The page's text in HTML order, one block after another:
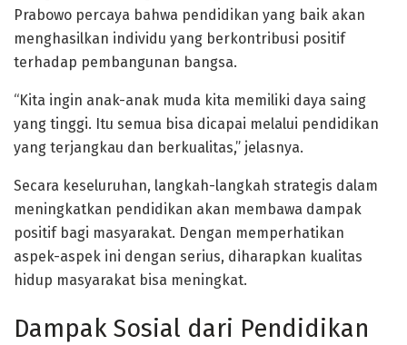
Prabowo percaya bahwa pendidikan yang baik akan
menghasilkan individu yang berkontribusi positif
terhadap pembangunan bangsa.
“Kita ingin anak-anak muda kita memiliki daya saing
yang tinggi. Itu semua bisa dicapai melalui pendidikan
yang terjangkau dan berkualitas,” jelasnya.
Secara keseluruhan, langkah-langkah strategis dalam
meningkatkan pendidikan akan membawa dampak
positif bagi masyarakat. Dengan memperhatikan
aspek-aspek ini dengan serius, diharapkan kualitas
hidup masyarakat bisa meningkat.
Dampak Sosial dari Pendidikan